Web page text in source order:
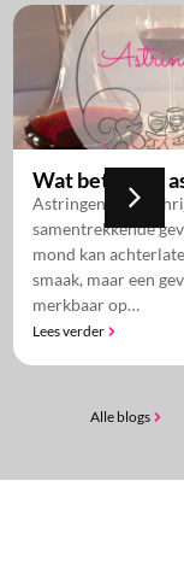
Hoe proef je
Je kent het gevoel
Een slok rode wijn
mond iets droger
trekt licht samen,
Lees verder
Alle blogs